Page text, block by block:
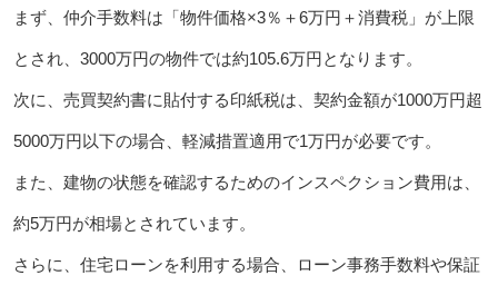
まず、仲介手数料は「物件価格×3％＋6万円＋消費税」が上限
とされ、3000万円の物件では約105.6万円となります。
次に、売買契約書に貼付する印紙税は、契約金額が1000万円超
5000万円以下の場合、軽減措置適用で1万円が必要です。
また、建物の状態を確認するためのインスペクション費用は、
約5万円が相場とされています。
さらに、住宅ローンを利用する場合、ローン事務手数料や保証